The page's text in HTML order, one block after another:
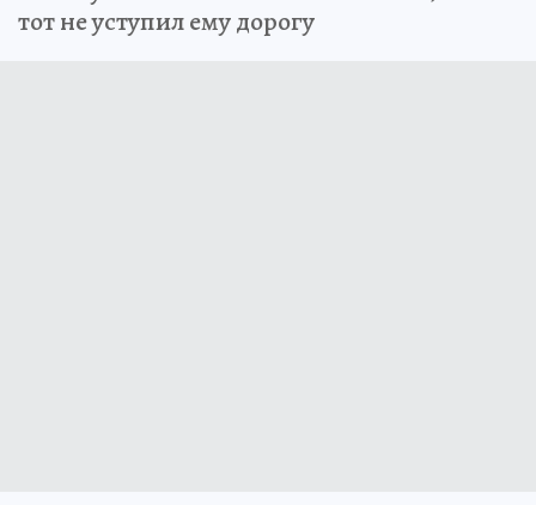
тот не уступил ему дорогу